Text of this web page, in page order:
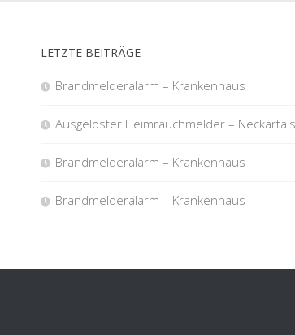
LETZTE BEITRÄGE
Brandmelderalarm – Krankenhaus
Ausgelöster Heimrauchmelder –
Brandmelderalarm – Krankenhaus
Brandmelderalarm – Krankenhaus